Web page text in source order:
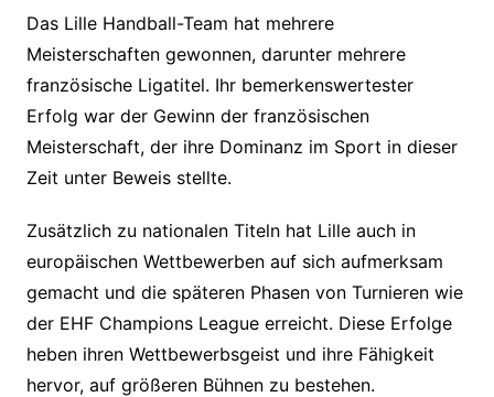
Das Lille Handball-Team hat mehrere
Meisterschaften gewonnen, darunter mehrere
französische Ligatitel. Ihr bemerkenswertester
Erfolg war der Gewinn der französischen
Meisterschaft, der ihre Dominanz im Sport in dieser
Zeit unter Beweis stellte.
Zusätzlich zu nationalen Titeln hat Lille auch in
europäischen Wettbewerben auf sich aufmerksam
gemacht und die späteren Phasen von Turnieren wie
der EHF Champions League erreicht. Diese Erfolge
heben ihren Wettbewerbsgeist und ihre Fähigkeit
hervor, auf größeren Bühnen zu bestehen.